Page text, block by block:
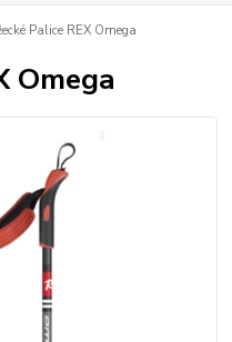
Palice REX Omega
Omega